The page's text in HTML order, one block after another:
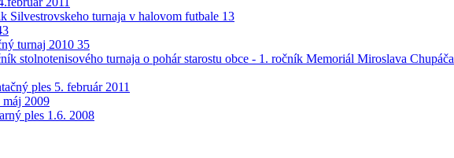
Silvestrovskeho turnaja v halovom futbale 13
turnaj 2010 35
stolnotenisového turnaja o pohár starostu obce - 1. ročník Memoriál Miroslava Chupáča
ples 5. február 2011
2009
ples 1.6. 2008